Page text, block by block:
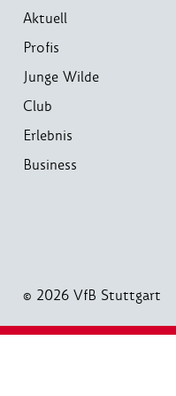
Aktuell
Profis
Junge Wilde
Club
Erlebnis
Business
© 2026 VfB Stuttgart